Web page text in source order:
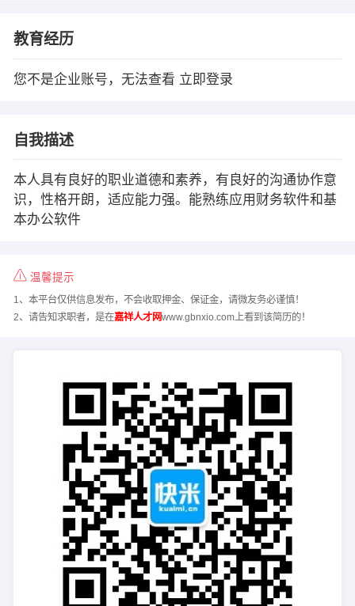
教育经历
您不是企业账号，无法查看 立即登录
自我描述
本人具有良好的职业道德和素养，有良好的沟通协作意
识，性格开朗，适应能力强。能熟练应用财务软件和基
本办公软件
温馨提示
1、本平台仅供信息发布，不会收取押金、保证金，请微友务必谨慎！
2、请告知求职者，是在嘉祥人才网www.gbnxio.com上看到该简历的！